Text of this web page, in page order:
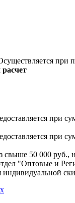
при
при
при
свыше 50 000 руб.,
"Оптовые и
индивидуальной